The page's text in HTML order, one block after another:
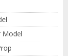
Model